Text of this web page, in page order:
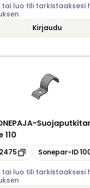
tai luo tili tarkistaaksesi
Kirjaudu
-
110
Kopioi
Sonepar-ID
tai luo tili tarkistaaksesi